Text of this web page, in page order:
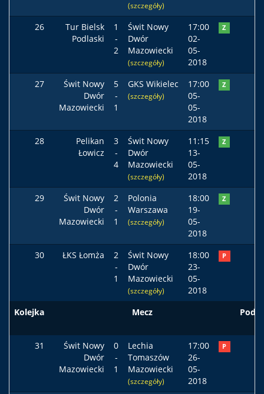
(szczegóły)
26
Tur Bielsk
Podlaski
1
-
2
Świt Nowy
Dwór
Mazowiecki
(szczegóły)
17:00
02-
05-
2018
Z
27
Świt Nowy
Dwór
Mazowiecki
5
-
1
GKS Wikielec
(szczegóły)
17:00
05-
05-
2018
Z
28
Pelikan
Łowicz
3
-
4
Świt Nowy
Dwór
Mazowiecki
(szczegóły)
11:15
13-
05-
2018
Z
29
Świt Nowy
Dwór
Mazowiecki
2
-
1
Polonia
Warszawa
(szczegóły)
18:00
19-
05-
2018
Z
30 ŁKS Łomża
2
-
1
Świt Nowy
Dwór
Mazowiecki
(szczegóły)
18:00
23-
05-
2018
P
Kolejka Mecz Podst
31
Świt Nowy
Dwór
Mazowiecki
0
-
1
Lechia
Tomaszów
Mazowiecki
(szczegóły)
17:00
26-
05-
2018
P